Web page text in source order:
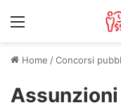
Menu
Home /Concorsi